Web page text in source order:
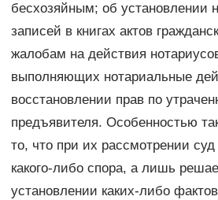
бесхозяйным; об установлении
записей в книгах актов
жалобам на действия
выполняющих нотариальные
восстановлении прав по
предъявителя. Особенностью
то, что при их рассмотрении
какого-либо спора, а лишь
установлении каких-либо